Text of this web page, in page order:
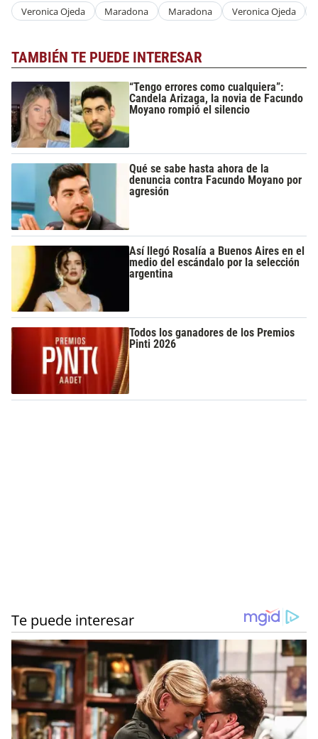
Veronica Ojeda Maradona Maradona Veronica Ojeda
TAMBIÉN TE PUEDE INTERESAR
“Tengo errores como cualquiera”:
Candela Arizaga, la novia de Facundo
Moyano rompió el silencio
Qué se sabe hasta ahora de la
denuncia contra Facundo Moyano por
agresión
Así llegó Rosalía a Buenos Aires en el
medio del escándalo por la selección
argentina
Todos los ganadores de los Premios
Pinti 2026